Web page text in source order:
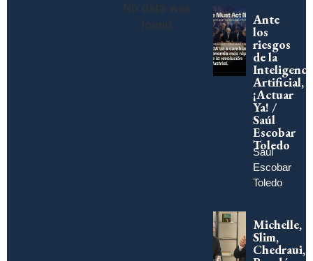
No data was
found
Ante
los
riesgos
de la
Artificial,
¡Actuar
Ya! /
Saúl
Escobar
Toledo
Saúl
Escobar
Toledo
Michelle,
Slim,
Chedraui,